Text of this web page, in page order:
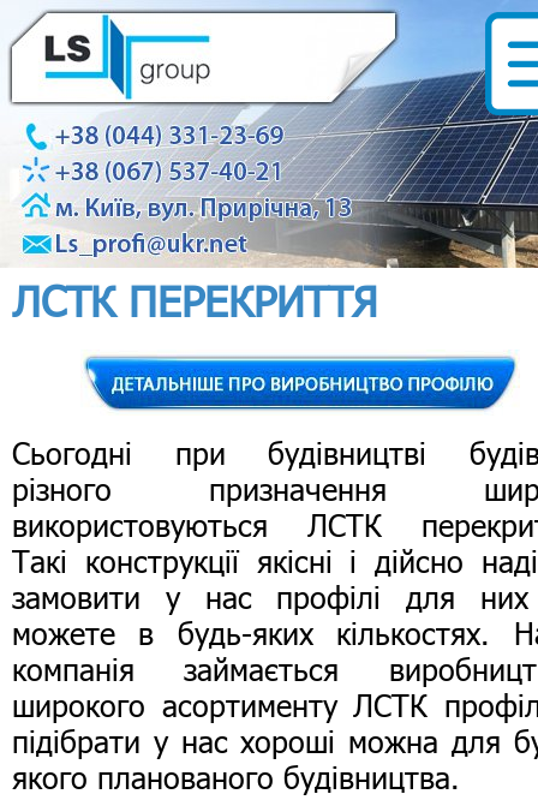
ЛСТК ПЕРЕКРИТТЯ
Сьогодні при будівництві
різного призначення
використовуються ЛСТК
Такі конструкції якісні і дійсно
замовити у нас профілі для
можете в будь-яких кількостях.
компанія займається
широкого асортименту ЛСТК
підібрати у нас хороші можна для
якого планованого будівництва.